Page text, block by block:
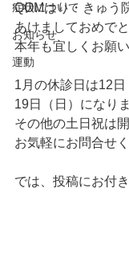
症状について
お知らせ
運動
QOMはり・きゅう
あけましておめで
本年も宜しくお願い
1月の休診日は12日
19日（日）になりま
その他の土日祝は
お気軽にお問合せ
では、投稿にお付